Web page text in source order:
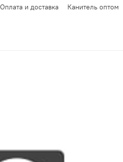
Оплата и доставка Канитель оптом